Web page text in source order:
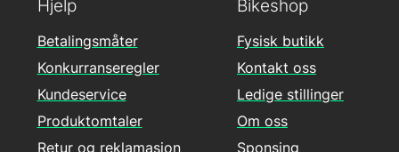
Hjelp
Betalingsmåter
Konkurranseregler
Kundeservice
Produktomtaler
Retur og reklamasjon
Bikeshop
Fysisk butikk
Kontakt oss
Ledige stillinger
Om oss
Sponsing